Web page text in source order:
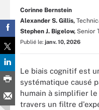
Corinne Bernstein
Alexander S. Gillis,
Stephen J. Bigelow, Senior
Publié le: janv. 10, 2026
Le biais cognitif est
systématique causé
humain à simplifier
travers un filtre